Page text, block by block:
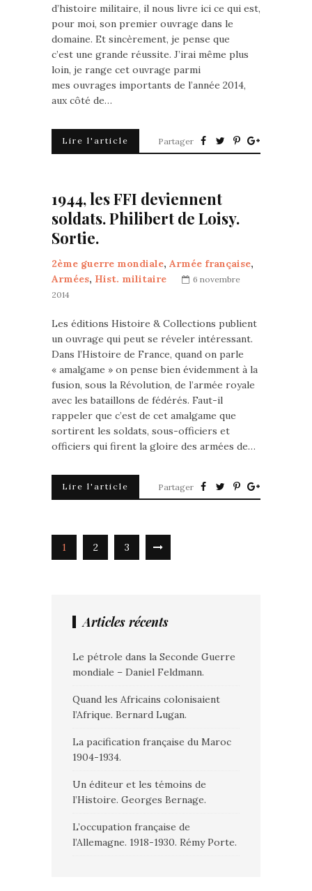
d’histoire militaire, il nous livre ici ce qui est,
pour moi, son premier ouvrage dans le
domaine. Et sincèrement, je pense que
c’est une grande réussite. J’irai même plus
loin, je range cet ouvrage parmi
mes ouvrages importants de l’année 2014,
aux côté de…
Lire l'article Partager
1944, les FFI deviennent
soldats. Philibert de Loisy.
Sortie.
2ème guerre mondiale, Armée française,
Armées, Hist. militaire
6 novembre
2014
Les éditions Histoire & Collections publient
un ouvrage qui peut se réveler intéressant.
Dans l’Histoire de France, quand on parle
« amalgame » on pense bien évidemment à la
fusion, sous la Révolution, de l’armée royale
avec les bataillons de fédérés. Faut-il
rappeler que c’est de cet amalgame que
sortirent les soldats, sous-officiers et
officiers qui firent la gloire des armées de…
Lire l'article Partager
1 2 3
Articles récents
Le pétrole dans la Seconde Guerre
mondiale – Daniel Feldmann.
Quand les Africains colonisaient
l’Afrique. Bernard Lugan.
La pacification française du Maroc
1904-1934.
Un éditeur et les témoins de
l’Histoire. Georges Bernage.
L’occupation française de
l’Allemagne. 1918-1930. Rémy Porte.